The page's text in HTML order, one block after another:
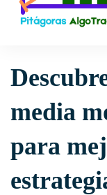
trading
media
para